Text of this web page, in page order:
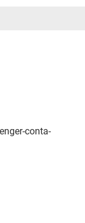
conta-